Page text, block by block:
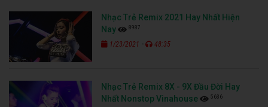
Nhạc Trẻ Remix 2021 Hay Nhất Hiện
Nay
8987
1/23/2021 - 48:35
Nhạc Trẻ Remix 8X - 9X Đầu Đời Hay
Nhất Nonstop Vinahouse
5636